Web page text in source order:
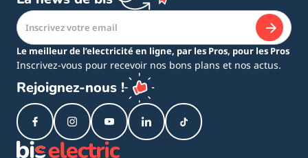
Le meilleur de l’electricité en ligne, par les Pros, pour les Pros
Inscrivez-vous pour recevoir nos bons plans et nos actus.
Rejoignez-nous !